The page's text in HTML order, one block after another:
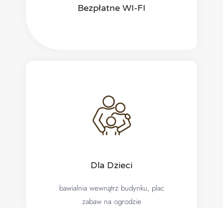
Bezpłatne WI-FI
Dla Dzieci
bawialnia wewnątrz budynku, plac
zabaw na ogrodzie